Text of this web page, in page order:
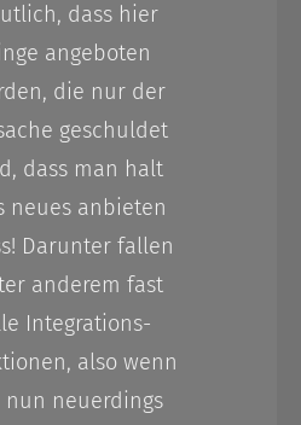
dass hier
angeboten
die nur der
geschuldet
dass man halt
neues anbieten
Darunter fallen
anderem fast
Integrations-
also wenn
nun neuerdings